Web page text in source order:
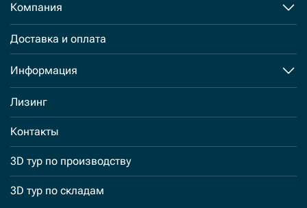
Компания
Доставка и оплата
Информация
Лизинг
Контакты
3D тур по производству
3D тур по складам